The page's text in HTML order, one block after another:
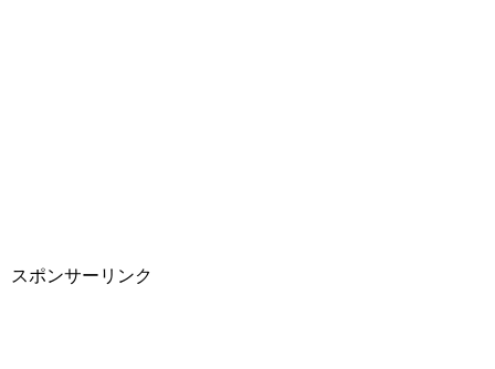
スポンサーリンク